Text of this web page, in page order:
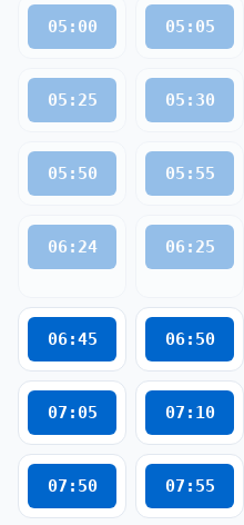
05:00 05:05
05:25 05:30
05:50 05:55
06:24 06:25
06:45 06:50
07:05 07:10
07:50 07:55